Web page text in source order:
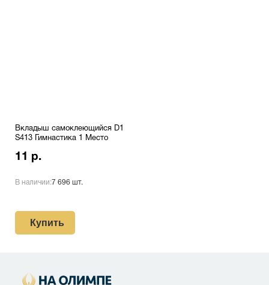
Вкладыш самоклеющийся D1
S413 Гимнастика 1 Место
11 р.
В наличии:7 696 шт.
Купить